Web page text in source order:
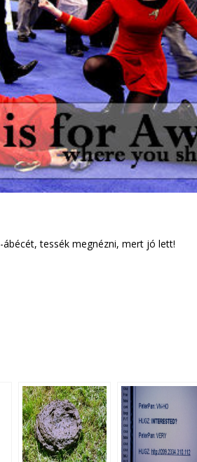
tessék megnézni, mert jó lett!